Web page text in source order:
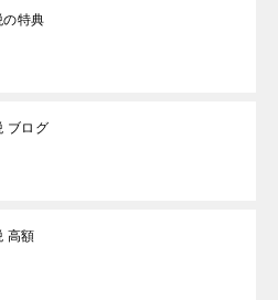
の特典
ブログ
高額